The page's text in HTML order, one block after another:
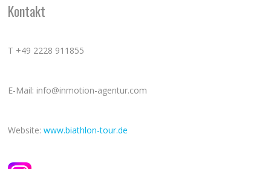
Kontakt
T +49 2228 911855
E-Mail: info@inmotion-agentur.com
Website:www.biathlon-tour.de